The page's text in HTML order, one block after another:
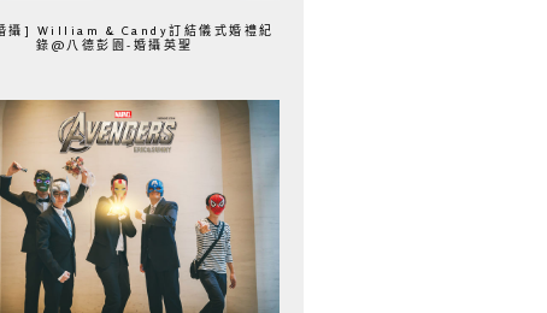
攝] William & Candy訂結儀式婚禮紀
錄@八德彭園-婚攝英聖